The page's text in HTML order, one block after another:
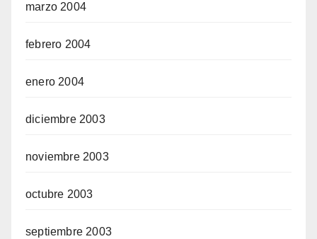
marzo 2004
febrero 2004
enero 2004
diciembre 2003
noviembre 2003
octubre 2003
septiembre 2003